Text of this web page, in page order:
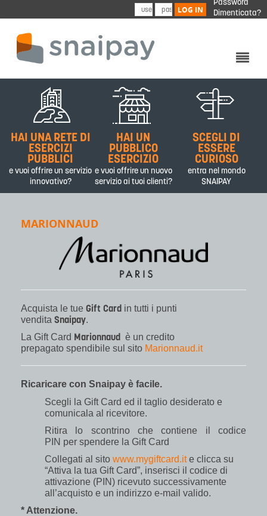
LOG IN
Password
Dimenticata?
CHI SIAMO
PRODOTTI&SERVIZI
PARTNER
CONTATTI
HAI UNA RETE DI
ESERCIZI
PUBBLICI
e vuoi offrire un servizio
innovativo?
HAI UN
PUBBLICO
ESERCIZIO
e vuoi offrire un nuovo
servizio ai tuoi clienti?
SCEGLI DI
ESSERE
CURIOSO
entra nel mondo
SNAIPAY
MARIONNAUD
Acquista le tue Gift Card in tutti i punti
vendita Snaipay.
La Gift Card Marionnaud è un credito
prepagato spendibile sul sito Marionnaud.it
Ricaricare con Snaipay è facile.
Scegli la Gift Card ed il taglio desiderato e
comunicala al ricevitore.
Ritira lo scontrino che contiene il codice
PIN per spendere la Gift Card
Collegati al sito www.mygiftcard.ite clicca su
“Attiva la tua Gift Card”, inserisci il codice di
attivazione (PIN) ricevuto successivamente
all’acquisto e un indirizzo e-mail valido.
* Attenzione.